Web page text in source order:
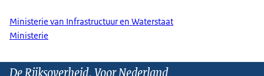
Ministerie van Infrastructuur en Waterstaat
Ministerie
De Rijksoverheid. Voor Nederland